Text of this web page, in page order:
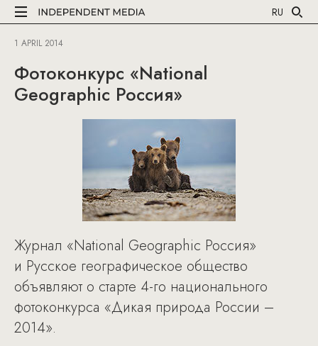
RU
1 APRIL 2014
Фотоконкурс «National
Geographic Россия»
Журнал «National Geographic Россия»
и Русское географическое общество
объявляют о старте 4-го национального
фотоконкурса «Дикая природа России –
2014».